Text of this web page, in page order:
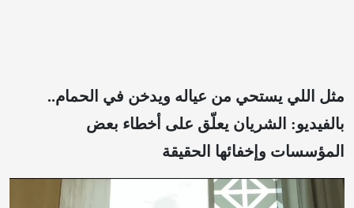
مثل اللي يستحي من عياله ويدخن في الحمام..
بالفيديو: الشريان يعلّق على أخطاء بعض
المؤسسات وإخفائها الحقيقة